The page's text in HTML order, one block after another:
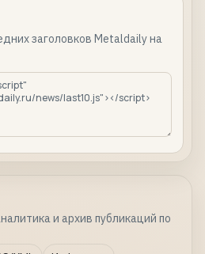
заголовков Metaldaily на
и архив публикаций по